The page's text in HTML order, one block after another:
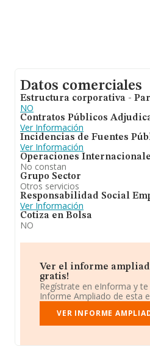
Datos comerciales
Estructura corporativa -
NO
Contratos Públicos
Ver Información
Incidencias de Fuentes
Ver Información
Operaciones
No constan
Grupo Sector
Otros servicios
Responsabilidad Social
Ver Información
Cotiza en Bolsa
NO
Ver el informe
gratis!
Regístrate en eInforma y
Informe Ampliado de esta
VER INFORME